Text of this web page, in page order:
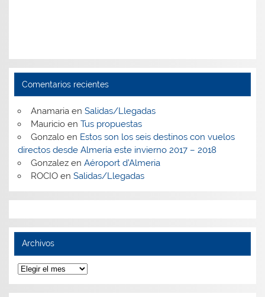
Comentarios recientes
Anamariaen Salidas/Llegadas
Mauricioen Tus propuestas
Gonzaloen Estos son los seis destinos con vuelos
directos desde Almería este invierno 2017 – 2018
Gonzalezen Aéroport d’Almeria
ROCIOen Salidas/Llegadas
Archivos
Archivos